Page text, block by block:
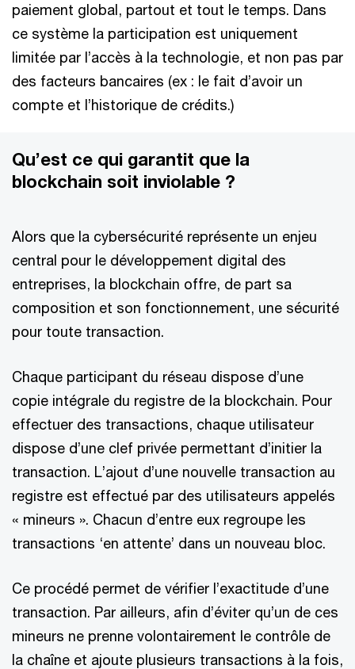
paiement global, partout et tout le temps. Dans
ce système la participation est uniquement
limitée par l’accès à la technologie, et non pas par
des facteurs bancaires (ex : le fait d’avoir un
compte et l’historique de crédits.)
Qu’est ce qui garantit que la
blockchain soit inviolable ?
Alors que la cybersécurité représente un enjeu
central pour le développement digital des
entreprises, la blockchain offre, de part sa
composition et son fonctionnement, une sécurité
pour toute transaction.
Chaque participant du réseau dispose d’une
copie intégrale du registre de la blockchain. Pour
effectuer des transactions, chaque utilisateur
dispose d’une clef privée permettant d’initier la
transaction. L’ajout d’une nouvelle transaction au
registre est effectué par des utilisateurs appelés
« mineurs ». Chacun d’entre eux regroupe les
transactions ‘en attente’ dans un nouveau bloc.
Ce procédé permet de vérifier l’exactitude d’une
transaction. Par ailleurs, afin d’éviter qu’un de ces
mineurs ne prenne volontairement le contrôle de
la chaîne et ajoute plusieurs transactions à la fois,